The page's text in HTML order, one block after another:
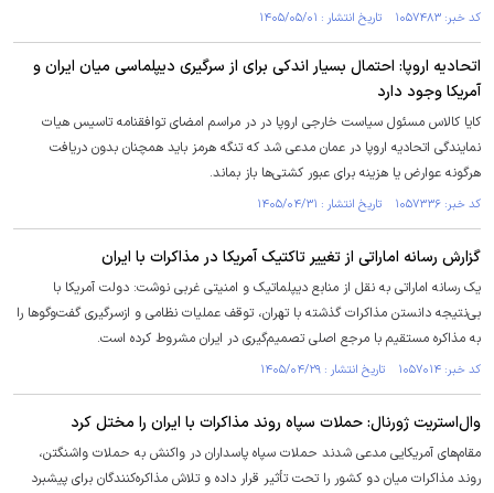
کد خبر: ۱۰۵۷۴۸۳ تاریخ انتشار : ۱۴۰۵/۰۵/۰۱
اتحادیه اروپا: احتمال بسیار اندکی برای از سرگیری دیپلماسی میان ایران و
آمریکا وجود دارد
کایا کالاس مسئول سیاست خارجی اروپا در در مراسم امضای توافقنامه تاسیس هیات
نمایندگی اتحادیه اروپا در عمان مدعی شد که تنگه هرمز باید همچنان بدون دریافت
هرگونه عوارض یا هزینه برای عبور کشتی‌ها باز بماند.
کد خبر: ۱۰۵۷۳۳۶ تاریخ انتشار : ۱۴۰۵/۰۴/۳۱
گزارش رسانه اماراتی از تغییر تاکتیک آمریکا در مذاکرات با ایران
یک رسانه اماراتی به نقل از منابع دیپلماتیک و امنیتی غربی نوشت: دولت آمریکا با
بی‌نتیجه دانستن مذاکرات گذشته با تهران، توقف عملیات نظامی و ازسرگیری گفت‌وگوها را
به مذاکره مستقیم با مرجع اصلی تصمیم‌گیری در ایران مشروط کرده است.
کد خبر: ۱۰۵۷۰۱۴ تاریخ انتشار : ۱۴۰۵/۰۴/۲۹
وال‌استریت ژورنال: حملات سپاه روند مذاکرات با ایران را مختل کرد
مقام‌های آمریکایی مدعی شدند حملات سپاه پاسداران در واکنش به حملات واشنگتن،
روند مذاکرات میان دو کشور را تحت تأثیر قرار داده و تلاش مذاکره‌کنندگان برای پیشبرد